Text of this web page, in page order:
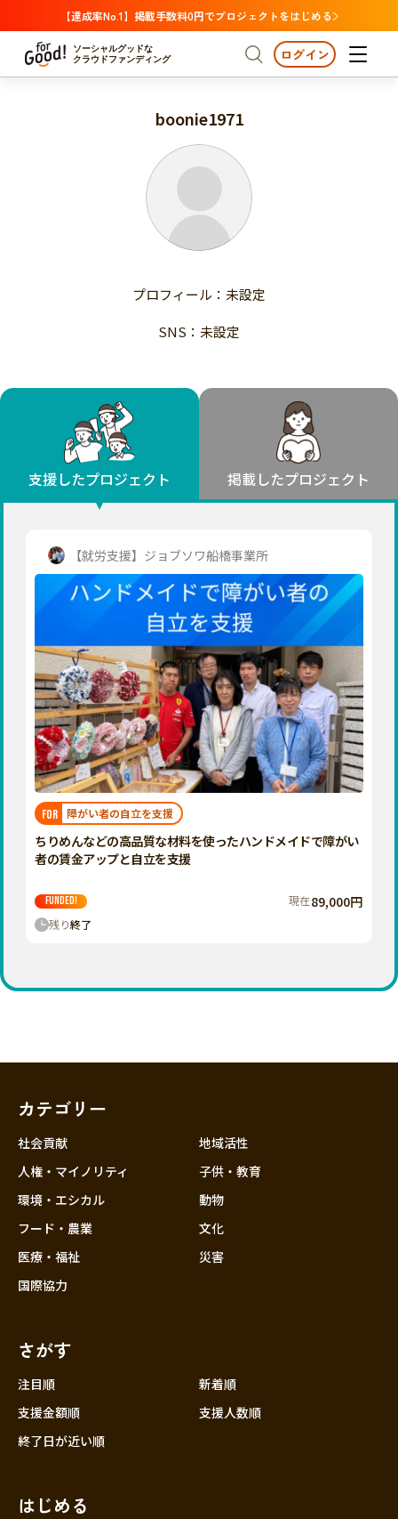
【達成率No.1】掲載手数料0円でプロジェクトをはじめる
ソーシャルグッドな
クラウドファンディング
プロジェクトからさがす 注目
支援金額が多い
支援人数が多い
終了日が近い
国際協力
子ども・教育
フード・農業
文化
環境・エシカル
人権・マイノリティ
社会貢献
地域からさがす 北海道・東北
北海道
宮城
山形
福島
関東
茨城
栃木
群馬
千葉
神奈川
石川
近畿
中国
支援金額が多い
終了日が近い
カテゴリーからさがす
医療・福祉
子ども・教育
人権・マイノリティ
北海道 青森 岩手 宮城
秋田
福島
茨城 栃木 群馬
千葉
東京
神奈川
新潟 富山 石川 福井
山梨
長野
岐阜 静岡 愛知
京都 大阪
兵庫
奈良
和歌山
中国
鳥取 島根 岡山 広島 山口
四国
徳島 香川 愛媛 高知
九州・沖縄
福岡 佐賀 長崎
宮崎
鹿児島 沖縄
ログイン
boonie1971
プロフィール：未設定
SNS：未設定
支援したプロジェクト 掲載したプロジェクト
【就労支援】ジョブソワ船橋事業所
FOR 障がい者の自立を支援
ちりめんなどの高品質な材料を使ったハンドメイドで障がい
者の賃金アップと自立を支援
FUNDED! 現在89,000円
残り終了
カテゴリー
社会貢献
人権・マイノリティ
環境・エシカル
フード・農業
医療・福祉
国際協力
地域活性
子供・教育
動物
文化
災害
さがす
注目順
新着順
支援金額順
支援人数順
終了日が近い順
はじめる